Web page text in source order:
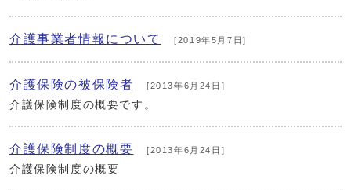
介護事業者情報について [2019年5月7日]
介護保険の被保険者 [2013年6月24日]
介護保険制度の概要です。
介護保険制度の概要 [2013年6月24日]
介護保険制度の概要